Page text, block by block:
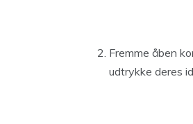
Fremme åben
udtrykke deres